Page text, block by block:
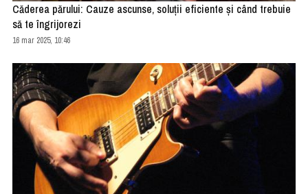
Căderea părului: Cauze ascunse, soluții eficiente și când trebuie
să te îngrijorezi
16 mar 2025, 10:46